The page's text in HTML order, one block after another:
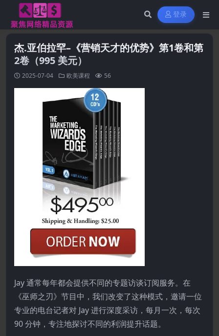
登录
杰.亚伯拉罕–《营销天才的优势》第1卷和第
2卷（995 美元）
2025-07-04 欧美课程 56
Jay 通常每年都会提供不同的专题访谈订阅服务。在
《巫师之刃》节目中，我们改变了这种模式，邀请一位
专业的电台记者对 Jay 进行深度采访，每月一次，每次
90 分钟，专注地探讨不同的利润提升话题。